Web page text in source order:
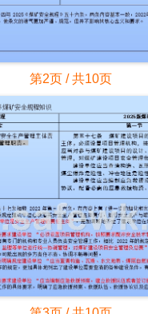
第2页 / 共10页